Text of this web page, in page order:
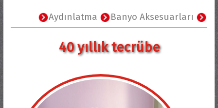
Aydınlatma Banyo Aksesuarları
40 yıllık tecrübe